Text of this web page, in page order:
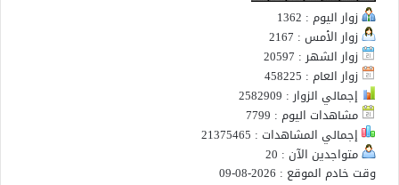
زوار اليوم : 1362
زوار الأمس : 2167
زوار الشهر : 20597
زوار العام : 458225
إجمالي الزوار : 2582909
مشاهدات اليوم : 7799
إجمالي المشاهدات : 21375465
متواجدين الآن : 20
وقت خادم الموقع : 2026-08-09